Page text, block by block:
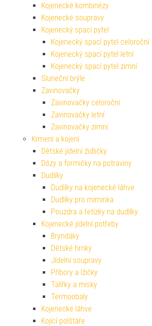
Kojenecké kombinézy
Kojenecké soupravy
Kojenecký spací pytel
Kojenecký spací pytel celoroční
Kojenecký spací pytel letní
Kojenecký spací pytel zimní
Sluneční brýle
Zavinovačky
Zavinovačky celoroční
Zavinovačky letní
Zavinovačky zimní
Krmení a kojení
Dětské jídelní židličky
Dózy a formičky na potraviny
Dudlíky
Dudlíky na kojenecké láhve
Dudlíky pro miminka
Pouzdra a řetízky na dudlíky
Kojenecké jídelní potřeby
Bryndáky
Dětské hrnky
Jídelní soupravy
Příbory a lžičky
Talířky a misky
Termoobaly
Kojenecké láhve
Kojící polštáře